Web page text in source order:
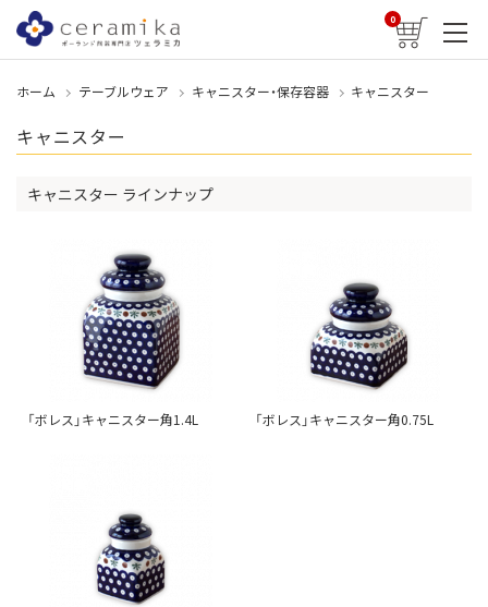
0
ホーム テーブルウェア キャニスター・保存容器 キャニスター
キャニスター
キャニスター ラインナップ
「ボレス」キャニスター角1.4L 「ボレス」キャニスター角0.75L